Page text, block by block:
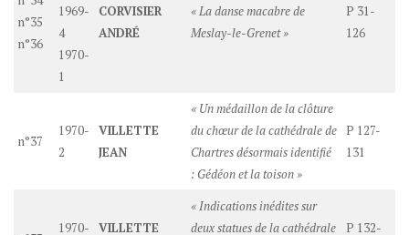
n°35
n°36
1969-
4
1970-
1
CORVISIER
ANDRÉ
« La danse macabre de
Meslay-le-Grenet »
P 31-
126
n°37
1970-
2
VILLETTE
JEAN
« Un médaillon de la clôture
du chœur de la cathédrale de
Chartres désormais identifié
: Gédéon et la toison »
P 127-
131
1970-
VILLETTE
« Indications inédites sur
deux statues de la cathédrale
P 132-